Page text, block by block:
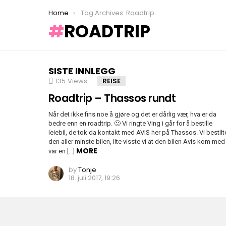
You are here:
Home Tag Archives: Roadtrip
ROADTRIP
SISTE INNLEGG
135 Views REISE
Roadtrip – Thassos rundt
Når det ikke fins noe å gjøre og det er dårlig vær, hva er da
bedre enn en roadtrip. 🙂 Vi ringte Ving i går for å bestille
leiebil, de tok da kontakt med AVIS her på Thassos. Vi
den aller minste bilen, lite visste vi at den bilen Avis kom med
var en […] MORE
byTonje
18. juli 2017, 19:26